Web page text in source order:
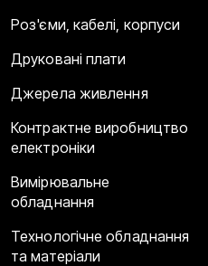
Роз'єми, кабелі, корпуси
Друковані плати
Джерела живлення
Контрактне виробництво
електроніки
Вимірювальне
обладнання
Технологічне обладнання
та матеріали